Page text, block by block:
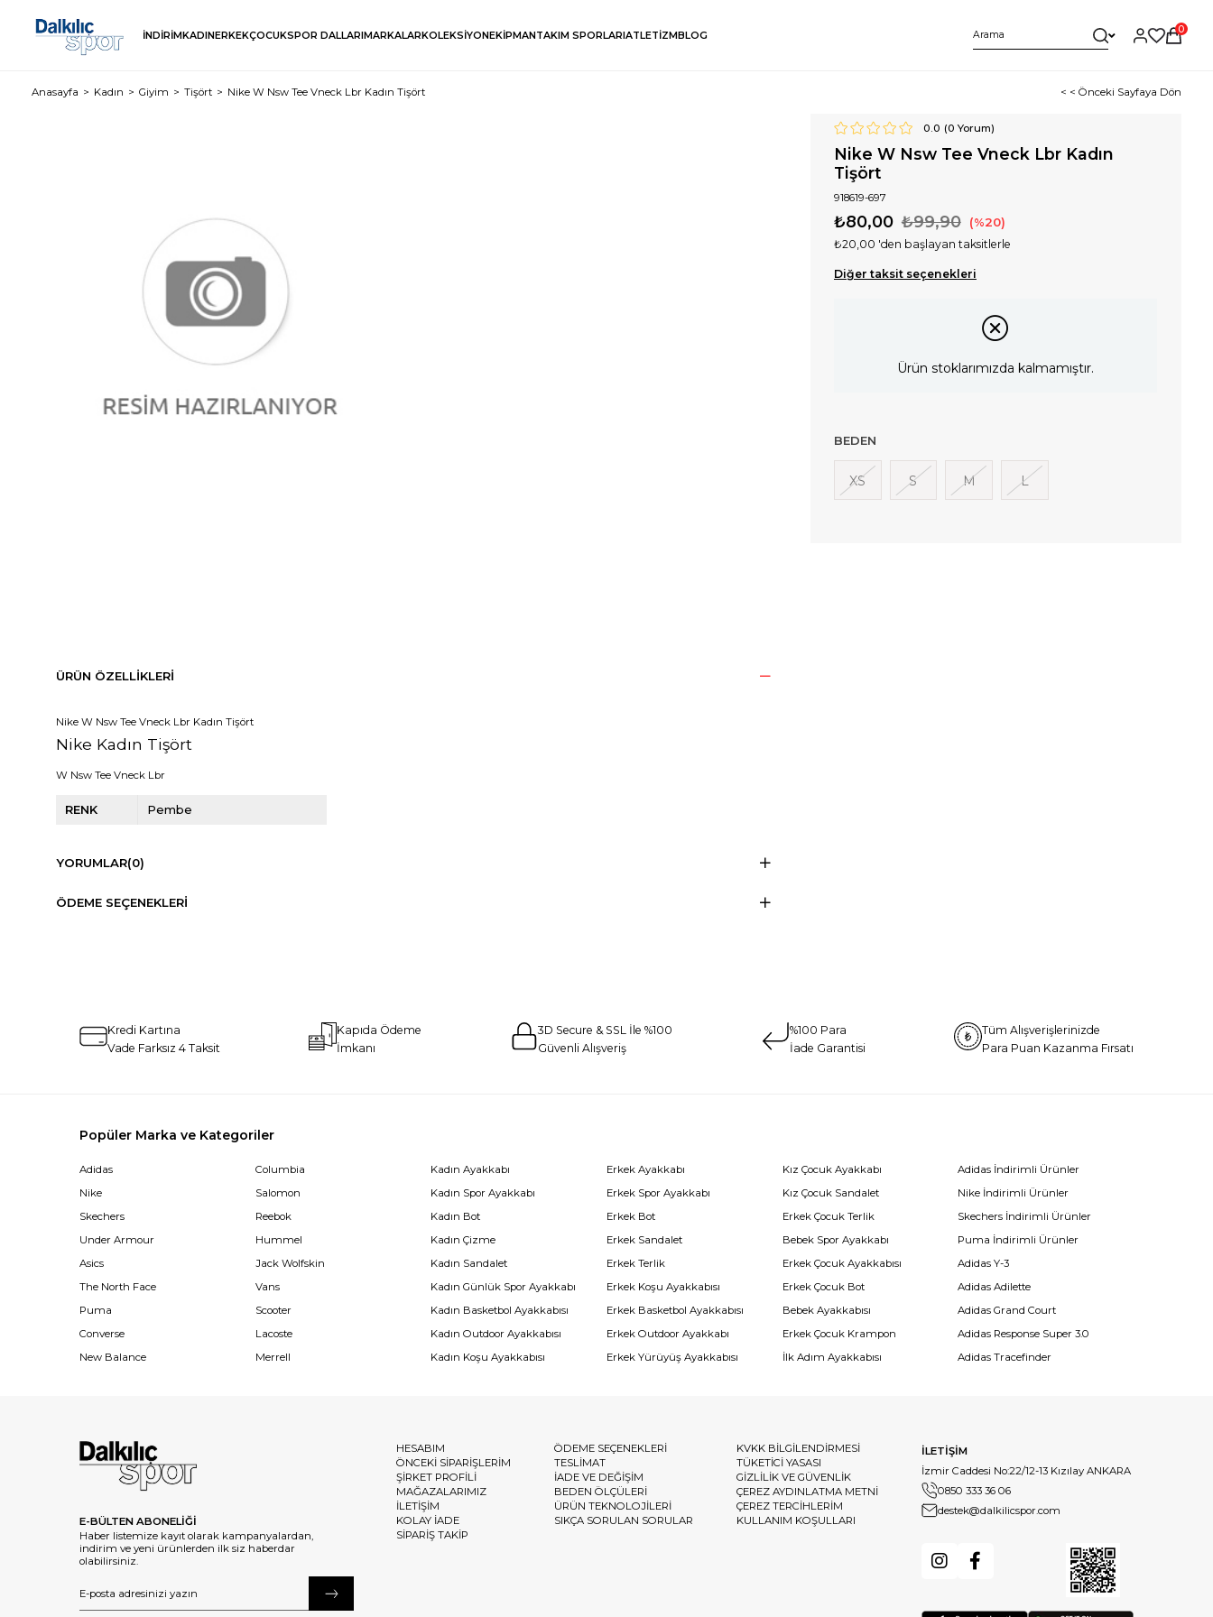
İNDİRİMKADINERKEKÇOCUKSPOR DALLARIMARKALARKOLEKSİYONEKİPMANTAKIM SPORLARIATLETİZMBLOG
0
Anasayfa Kadın Giyim Tişört Nike W Nsw Tee Vneck Lbr Kadın Tişört < < Önceki Sayfaya Dön
0.0 (0 Yorum)
Nike W Nsw Tee Vneck Lbr Kadın
Tişört
918619-697
₺99,90
₺80,00 20
₺20,00 'den başlayan taksitlerle
Diğer taksit seçenekleri
Ürün stoklarımızda kalmamıştır.
BEDEN
XS S M L
ÜRÜN ÖZELLIKLERI
Nike W Nsw Tee Vneck Lbr Kadın Tişört
Nike Kadın Tişört
W Nsw Tee Vneck Lbr
RENK Pembe
YORUMLAR(0)
ÖDEME SEÇENEKLERI
Kredi Kartına
Vade Farksız 4 Taksit
Kapıda Ödeme
İmkanı
3D Secure & SSL İle %100
Güvenli Alışveriş
%100 Para
İade Garantisi
Tüm Alışverişlerinizde
Para Puan Kazanma Fırsatı
Popüler Marka ve Kategoriler
Adidas
Nike
Skechers
Under Armour
Asics
The North Face
Puma
Converse
New Balance
Columbia
Salomon
Reebok
Hummel
Jack Wolfskin
Vans
Scooter
Lacoste
Merrell
Kadın Ayakkabı
Kadın Spor Ayakkabı
Kadın Bot
Kadın Çizme
Kadın Sandalet
Kadın Günlük Spor Ayakkabı
Kadın Basketbol Ayakkabısı
Kadın Outdoor Ayakkabısı
Kadın Koşu Ayakkabısı
Erkek Ayakkabı
Erkek Spor Ayakkabı
Erkek Bot
Erkek Sandalet
Erkek Terlik
Erkek Koşu Ayakkabısı
Erkek Basketbol Ayakkabısı
Erkek Outdoor Ayakkabı
Erkek Yürüyüş Ayakkabısı
Kız Çocuk Ayakkabı
Kız Çocuk Sandalet
Erkek Çocuk Terlik
Bebek Spor Ayakkabı
Erkek Çocuk Ayakkabısı
Erkek Çocuk Bot
Bebek Ayakkabısı
Erkek Çocuk Krampon
İlk Adım Ayakkabısı
Adidas İndirimli Ürünler
Nike İndirimli Ürünler
Skechers İndirimli Ürünler
Puma İndirimli Ürünler
Adidas Y-3
Adidas Adilette
Adidas Grand Court
Adidas Response Super 3.0
Adidas Tracefinder
E-BÜLTEN ABONELİĞİ
Haber listemize kayıt olarak kampanyalardan,
indirim ve yeni ürünlerden ilk siz haberdar
olabilirsiniz.
HESABIM
ÖNCEKİ SİPARİŞLERİM
ŞİRKET PROFİLİ
MAĞAZALARIMIZ
İLETİŞİM
KOLAY İADE
SİPARİŞ TAKİP
ÖDEME SEÇENEKLERİ
TESLİMAT
İADE VE DEĞİŞİM
BEDEN ÖLÇÜLERİ
ÜRÜN TEKNOLOJİLERİ
SIKÇA SORULAN SORULAR
KVKK BİLGİLENDİRMESİ
TÜKETİCİ YASASI
GİZLİLİK VE GÜVENLİK
ÇEREZ AYDINLATMA METNİ
ÇEREZ TERCİHLERİM
KULLANIM KOŞULLARI
İLETİŞİM
İzmir Caddesi No:22/12-13 Kızılay ANKARA
0850 333 36 06
destek@dalkilicspor.com